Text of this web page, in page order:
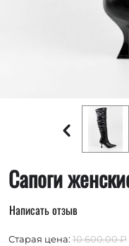
Сапоги
Написать отзыв
Старая цена: 10 600.00₽